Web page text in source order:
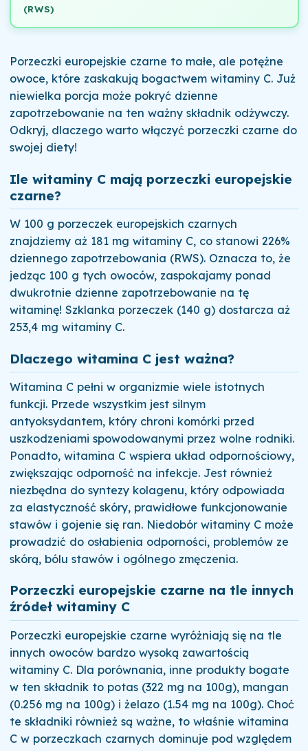
(RWS)
Porzeczki europejskie czarne to małe, ale potężne
owoce, które zaskakują bogactwem witaminy C. Już
niewielka porcja może pokryć dzienne
zapotrzebowanie na ten ważny składnik odżywczy.
Odkryj, dlaczego warto włączyć porzeczki czarne do
swojej diety!
Ile witaminy C mają porzeczki europejskie
czarne?
W 100 g porzeczek europejskich czarnych
znajdziemy aż 181 mg witaminy C, co stanowi 226%
dziennego zapotrzebowania (RWS). Oznacza to, że
jedząc 100 g tych owoców, zaspokajamy ponad
dwukrotnie dzienne zapotrzebowanie na tę
witaminę! Szklanka porzeczek (140 g) dostarcza aż
253,4 mg witaminy C.
Dlaczego witamina C jest ważna?
Witamina C pełni w organizmie wiele istotnych
funkcji. Przede wszystkim jest silnym
antyoksydantem, który chroni komórki przed
uszkodzeniami spowodowanymi przez wolne rodniki.
Ponadto, witamina C wspiera układ odpornościowy,
zwiększając odporność na infekcje. Jest również
niezbędna do syntezy kolagenu, który odpowiada
za elastyczność skóry, prawidłowe funkcjonowanie
stawów i gojenie się ran. Niedobór witaminy C może
prowadzić do osłabienia odporności, problemów ze
skórą, bólu stawów i ogólnego zmęczenia.
Porzeczki europejskie czarne na tle innych
źródeł witaminy C
Porzeczki europejskie czarne wyróżniają się na tle
innych owoców bardzo wysoką zawartością
witaminy C. Dla porównania, inne produkty bogate
w ten składnik to potas (322 mg na 100g), mangan
(0.256 mg na 100g) i żelazo (1.54 mg na 100g). Choć
te składniki również są ważne, to właśnie witamina
C w porzeczkach czarnych dominuje pod względem